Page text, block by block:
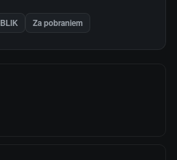
BLIK Za pobraniem